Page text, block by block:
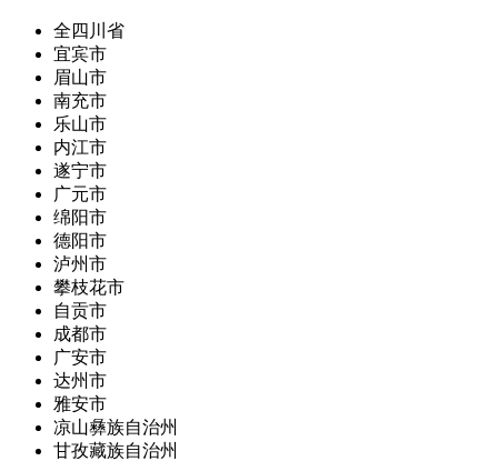
全四川省
宜宾市
眉山市
南充市
乐山市
内江市
遂宁市
广元市
绵阳市
德阳市
泸州市
攀枝花市
自贡市
成都市
广安市
达州市
雅安市
凉山彝族自治州
甘孜藏族自治州